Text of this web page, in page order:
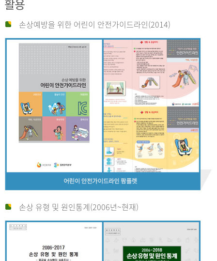
활용
손상예방을 위한 어린이 안전가이드라인(2014)
손상 유형 및 원인통계(2006년~현재)